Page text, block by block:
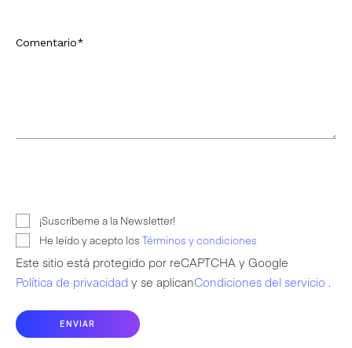
Comentario*
¡Suscríbeme a la Newsletter!
He leído y acepto los Términos y condiciones
Este sitio está protegido por reCAPTCHA y Google
Política de privacidad y se aplicanCondiciones del servicio .